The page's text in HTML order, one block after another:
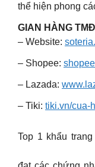
thể hiện phong
GIAN HÀNG
– Website:
– Shopee:
– Lazada:
– Tiki: tiki.vn/cua-
Top 1 khẩu